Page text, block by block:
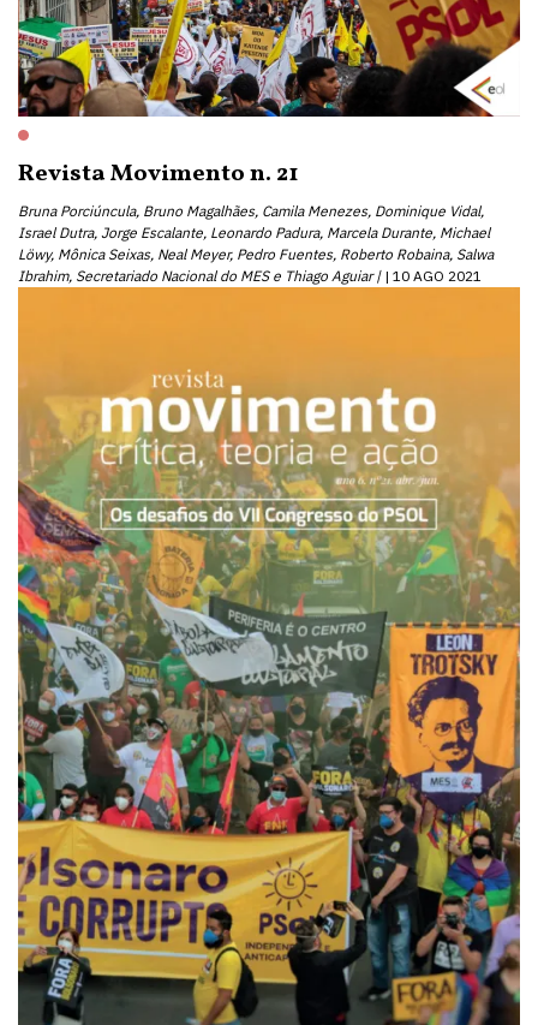
Revista Movimento n. 21
Bruna Porciúncula, Bruno Magalhães, Camila Menezes, Dominique Vidal,
Israel Dutra, Jorge Escalante, Leonardo Padura, Marcela Durante, Michael
Löwy, Mônica Seixas, Neal Meyer, Pedro Fuentes, Roberto Robaina, Salwa
Ibrahim, Secretariado Nacional do MES e Thiago Aguiar |
10 AGO 2021